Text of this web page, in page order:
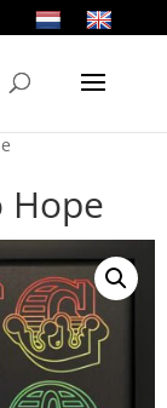
Hope